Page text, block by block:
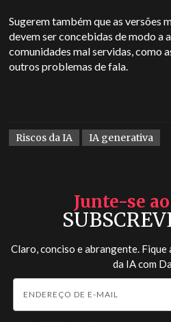
Sugerem também que as versões
devem ser concebidas de modo a
comunidades mal servidas, como
outros problemas de fala.
Riscos da IA IA generativa
Junte-se
Claro, conciso e abrangente.
da IA com